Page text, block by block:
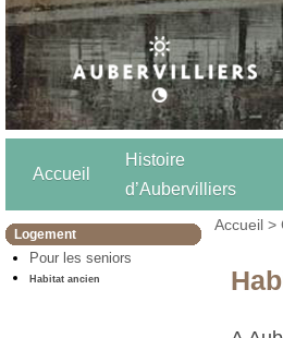
Accueil
Histoire
d’Aubervilliers
Logement
Pour les seniors
Habitat ancien
Accueil >